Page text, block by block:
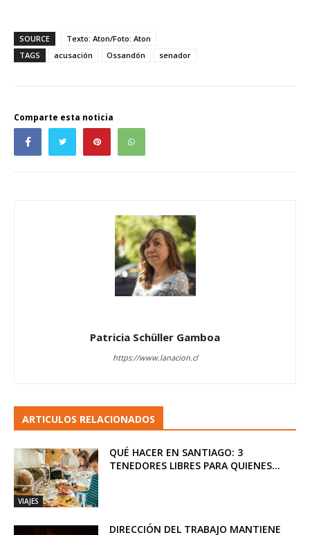
SOURCE
Texto: Aton/Foto: Aton
TAGS
acusación Ossandón senador
Comparte esta noticia
Patricia Schüller Gamboa
https://www.lanacion.cl
ARTICULOS RELACIONADOS
VIAJES
QUÉ HACER EN SANTIAGO: 3
TENEDORES LIBRES PARA QUIENES...
DIRECCIÓN DEL TRABAJO MANTIENE